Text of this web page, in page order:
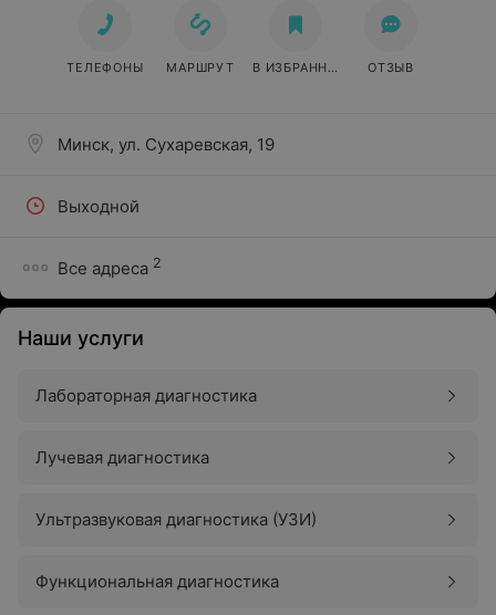
Минск, ул. Сухаревская, 19
Выходной
Все адреса 2
ТЕЛЕФОНЫ МАРШРУТ В ИЗБРАННОЕ ОТЗЫВ
Наши услуги
Лабораторная диагностика
Лучевая диагностика
Ультразвуковая диагностика (УЗИ)
Функциональная диагностика